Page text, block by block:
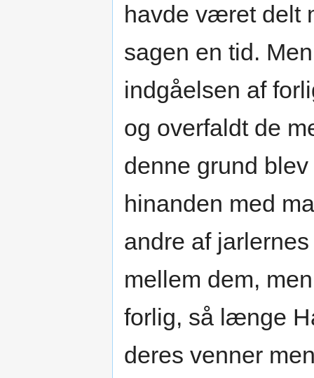
havde været delt
sagen en tid.
indgåelsen af
og overfaldt de
denne grund
hinanden med
andre af
mellem dem,
forlig, så længe
deres venner